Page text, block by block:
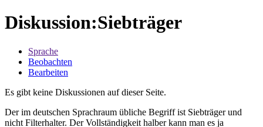
Diskussion:Siebträger
Sprache
Beobachten
Bearbeiten
Es gibt keine Diskussionen auf dieser Seite.
Der im deutschen Sprachraum übliche Begriff ist Siebträger und
nicht Filterhalter. Der Vollständigkeit halber kann man es ja